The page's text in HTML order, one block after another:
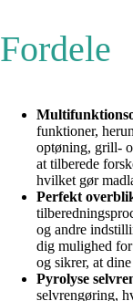
Fordele
funktioner,
optøning, grill-
at tilberede
hvilket gør
Perfekt
og andre
dig mulighed
og sikrer, at
Pyrolyse
selvrengøring,